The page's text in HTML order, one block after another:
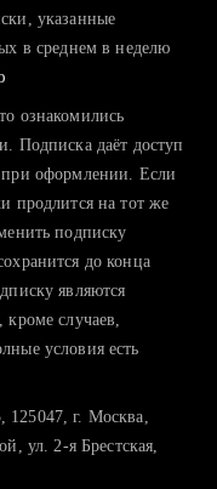
вручную поднимаете
и оценить шансы
указанные
в среднем в неделю
ознакомились
Подписка даёт доступ
оформлении. Если
продлится на тот же
подписку
до конца
являются
кроме случаев,
условия есть
г. Москва,
ул. 2-я Брестская,